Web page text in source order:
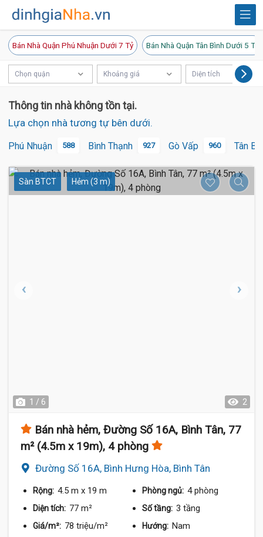
Bán Nhà Quận Phú Nhuận Dưới 7 Tỷ Bán Nhà Quận Tân Bình Dưới 5 Tỷ
Chọn quận Khoảng giá Diện tích
Thông tin nhà không tồn tại.
Lựa chọn nhà tương tự bên dưới.
Phú Nhuận 588 Bình Thạnh 927 Gò Vấp 960 Tân
Sàn BTCT Hẻm (3 m)
1 / 6 2
Bán nhà hẻm, Đường Số 16A, Bình Tân, 77
m² (4.5m x 19m), 4 phòng
Đường Số 16A, Bình Hưng Hòa, Bình Tân
Rộng: 4.5 m x 19 m Phòng ngủ: 4 phòng
Diện tích: 77 m² Số tầng: 3 tầng
Giá/m²: 78 triệu/m² Hướng: Nam